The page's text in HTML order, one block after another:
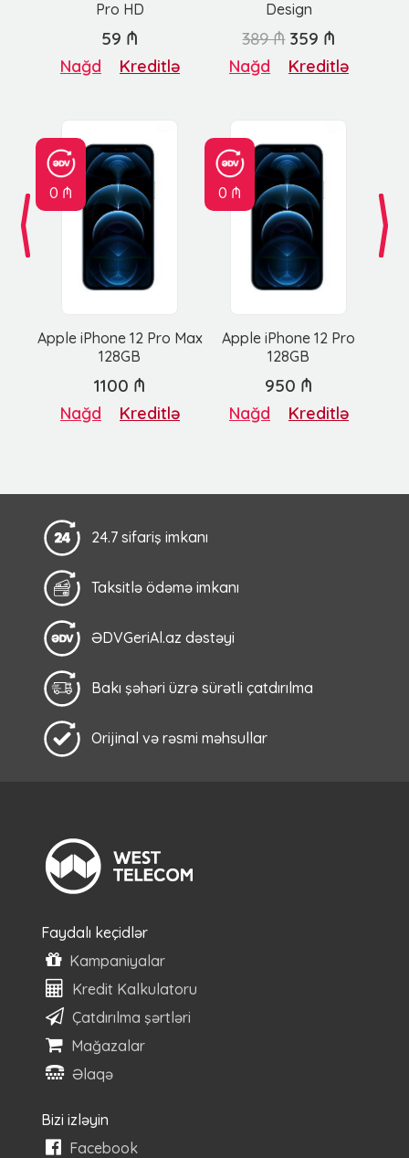
Pro HD
Design
59 ₼
Nağd Kreditlə
389 ₼ 359 ₼
Nağd Kreditlə
0 ₼
Apple iPhone 12 Pro Max
128GB
0 ₼
Apple iPhone 12 Pro
128GB
1100 ₼
Nağd Kreditlə
950 ₼
Nağd Kreditlə
24.7 sifariş imkanı
Taksitlə ödəmə imkanı
ƏDVGeriAl.az dəstəyi
Bakı şəhəri üzrə sürətli çatdırılma
Orijinal və rəsmi məhsullar
Faydalı keçidlər
Kampaniyalar
Kredit Kalkulatoru
Çatdırılma şərtləri
Mağazalar
Əlaqə
Bizi izləyin
Facebook